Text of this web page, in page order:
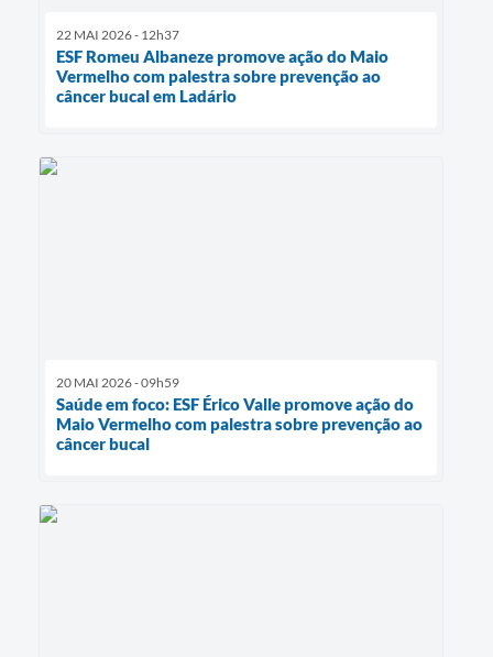
22 MAI 2026 - 12h37
ESF Romeu Albaneze promove ação do Maio
Vermelho com palestra sobre prevenção ao
câncer bucal em Ladário
20 MAI 2026 - 09h59
Saúde em foco: ESF Érico Valle promove ação do
Maio Vermelho com palestra sobre prevenção ao
câncer bucal